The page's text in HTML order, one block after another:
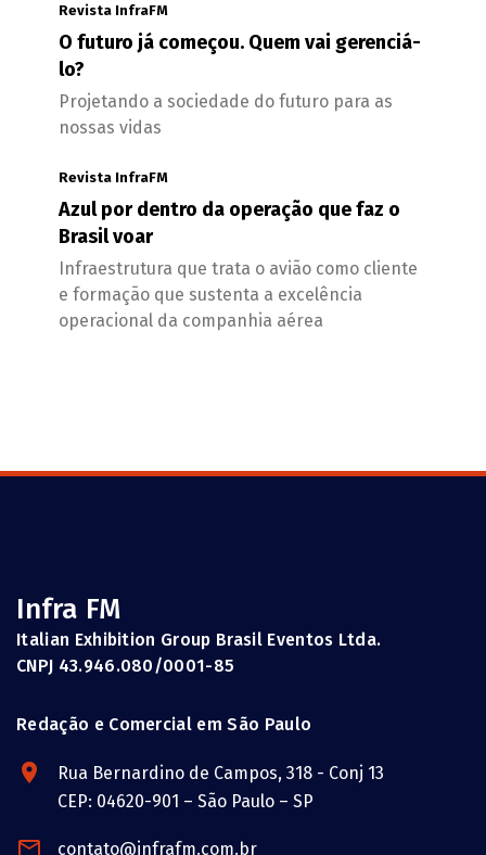
Revista InfraFM
O futuro já começou. Quem vai gerenciá-
lo?
Projetando a sociedade do futuro para as
nossas vidas
Revista InfraFM
Azul por dentro da operação que faz o
Brasil voar
Infraestrutura que trata o avião como cliente
e formação que sustenta a excelência
operacional da companhia aérea
Infra FM
Italian Exhibition Group Brasil Eventos Ltda.
CNPJ 43.946.080/0001-85
Redação e Comercial em São Paulo
Rua Bernardino de Campos, 318 - Conj 13
CEP: 04620-901 – São Paulo – SP
contato@infrafm.com.br